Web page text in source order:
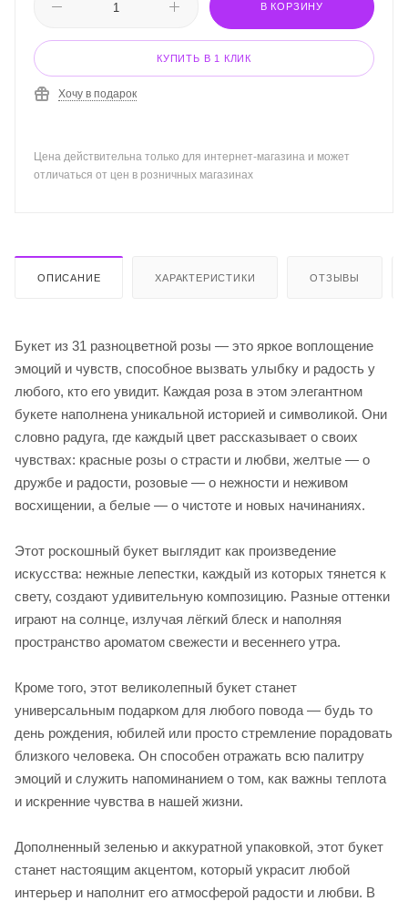
В КОРЗИНУ
КУПИТЬ В 1 КЛИК
Хочу в подарок
Цена действительна только для интернет-магазина и может
отличаться от цен в розничных магазинах
ОПИСАНИЕ ХАРАКТЕРИСТИКИ ОТЗЫВЫ
Букет из 31 разноцветной розы — это яркое воплощение
эмоций и чувств, способное вызвать улыбку и радость у
любого, кто его увидит. Каждая роза в этом элегантном
букете наполнена уникальной историей и символикой. Они
словно радуга, где каждый цвет рассказывает о своих
чувствах: красные розы о страсти и любви, желтые — о
дружбе и радости, розовые — о нежности и неживом
восхищении, а белые — о чистоте и новых начинаниях.
Этот роскошный букет выглядит как произведение
искусства: нежные лепестки, каждый из которых тянется к
свету, создают удивительную композицию. Разные оттенки
играют на солнце, излучая лёгкий блеск и наполняя
пространство ароматом свежести и весеннего утра.
Кроме того, этот великолепный букет станет
универсальным подарком для любого повода — будь то
день рождения, юбилей или просто стремление порадовать
близкого человека. Он способен отражать всю палитру
эмоций и служить напоминанием о том, как важны теплота
и искренние чувства в нашей жизни.
Дополненный зеленью и аккуратной упаковкой, этот букет
станет настоящим акцентом, который украсит любой
интерьер и наполнит его атмосферой радости и любви. В